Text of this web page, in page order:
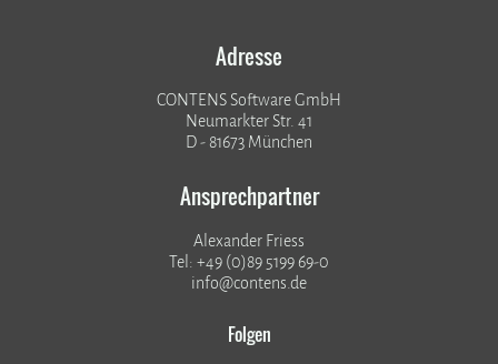
Adresse
CONTENS Software GmbH
Neumarkter Str. 41
D - 81673 München
Ansprechpartner
Alexander Friess
Tel: +49 (0)89 5199 69-0
info@contens.de
Folgen